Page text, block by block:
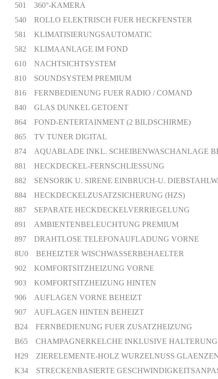
501 360°-KAMERA
540 ROLLO ELEKTRISCH FUER HECKFENSTER
581 KLIMATISIERUNGSAUTOMATIC
582 KLIMAANLAGE IM FOND
610 NACHTSICHTSYSTEM
810 SOUNDSYSTEM PREMIUM
816 FERNBEDIENUNG FUER RADIO / COMAND
840 GLAS DUNKEL GETOENT
864 FOND-ENTERTAINMENT (2 BILDSCHIRME)
865 TV TUNER DIGITAL
874 AQUABLADE INKL. SCHEIBENWASCHANLAGE
881 HECKDECKEL-FERNSCHLIESSUNG
882 SENSORIK U. SIRENE EINBRUCH-U.
884 HECKDECKELZUSATZSICHERUNG (HZS)
887 SEPARATE HECKDECKELVERRIEGELUNG
891 AMBIENTENBELEUCHTUNG PREMIUM
897 DRAHTLOSE TELEFONAUFLADUNG VORNE
8U0 BEHEIZTER WISCHWASSERBEHAELTER
902 KOMFORTSITZHEIZUNG VORNE
903 KOMFORTSITZHEIZUNG HINTEN
906 AUFLAGEN VORNE BEHEIZT
907 AUFLAGEN HINTEN BEHEIZT
B24 FERNBEDIENUNG FUER ZUSATZHEIZUNG
B65 CHAMPAGNERKELCHE INKLUSIVE HALTERUNG
H29 ZIERELEMENTE-HOLZ WURZELNUSS
K34 STRECKENBASIERTE